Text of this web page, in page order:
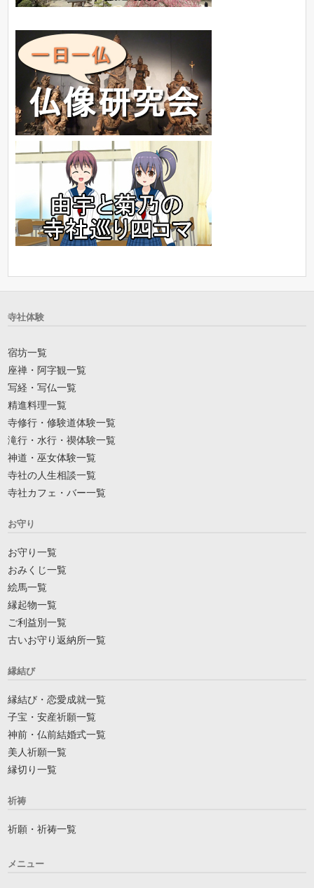
寺社体験
宿坊一覧
座禅・阿字観一覧
写経・写仏一覧
精進料理一覧
寺修行・修験道体験一覧
滝行・水行・禊体験一覧
神道・巫女体験一覧
寺社の人生相談一覧
寺社カフェ・バー一覧
お守り
お守り一覧
おみくじ一覧
絵馬一覧
縁起物一覧
ご利益別一覧
古いお守り返納所一覧
縁結び
縁結び・恋愛成就一覧
子宝・安産祈願一覧
神前・仏前結婚式一覧
美人祈願一覧
縁切り一覧
祈祷
祈願・祈祷一覧
メニュー